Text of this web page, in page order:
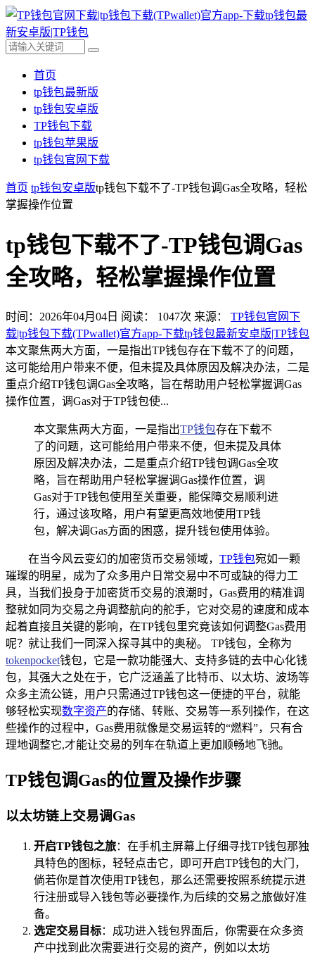
首页
tp钱包最新版
tp钱包安卓版
TP钱包下载
tp钱包苹果版
tp钱包官网下载
首页 tp钱包安卓版tp钱包下载不了-TP钱包调Gas全攻略，轻松
掌握操作位置
tp钱包下载不了-TP钱包调Gas
全攻略，轻松掌握操作位置
时间：2026年04月04日 阅读： 1047次 来源： TP钱包官网下
载|tp钱包下载(TPwallet)官方app-下载tp钱包最新安卓版|TP钱包
本文聚焦两大方面，一是指出TP钱包存在下载不了的问题，
这可能给用户带来不便，但未提及具体原因及解决办法，二是
重点介绍TP钱包调Gas全攻略，旨在帮助用户轻松掌握调Gas
操作位置，调Gas对于TP钱包使...
本文聚焦两大方面，一是指出TP钱包存在下载不
了的问题，这可能给用户带来不便，但未提及具体
原因及解决办法，二是重点介绍TP钱包调Gas全攻
略，旨在帮助用户轻松掌握调Gas操作位置，调
Gas对于TP钱包使用至关重要，能保障交易顺利进
行，通过该攻略，用户有望更高效地使用TP钱
包，解决调Gas方面的困惑，提升钱包使用体验。
在当今风云变幻的加密货币交易领域， TP钱包宛如一颗
璀璨的明星，成为了众多用户日常交易中不可或缺的得力工
具，当我们投身于加密货币交易的浪潮时，Gas费用的精准调
整就如同为交易之舟调整航向的舵手，它对交易的速度和成本
起着直接且关键的影响，在TP钱包里究竟该如何调整Gas费用
呢？就让我们一同深入探寻其中的奥秘。 TP钱包，全称为
tokenpocket钱包，它是一款功能强大、支持多链的去中心化钱
包，其强大之处在于，它广泛涵盖了比特币、以太坊、波场等
众多主流公链，用户只需通过TP钱包这一便捷的平台，就能
够轻松实现数字资产的存储、转账、交易等一系列操作，在这
些操作的过程中，Gas费用就像是交易运转的“燃料”，只有合
理地调整它,才能让交易的列车在轨道上更加顺畅地飞驰。
TP钱包调Gas的位置及操作步骤
以太坊链上交易调Gas
开启TP钱包之旅：在手机主屏幕上仔细寻找TP钱包那独
具特色的图标，轻轻点击它，即可开启TP钱包的大门，
倘若你是首次使用TP钱包，那么还需要按照系统提示进
行注册或导入钱包等必要操作,为后续的交易之旅做好准
备。
选定交易目标：成功进入钱包界面后，你需要在众多资
产中找到此次需要进行交易的资产，例如以太坊